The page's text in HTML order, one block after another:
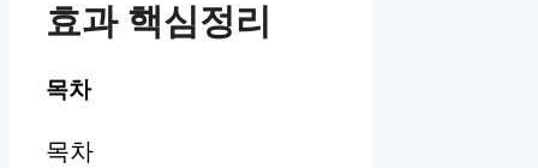
효과 핵심정리
목차
목차